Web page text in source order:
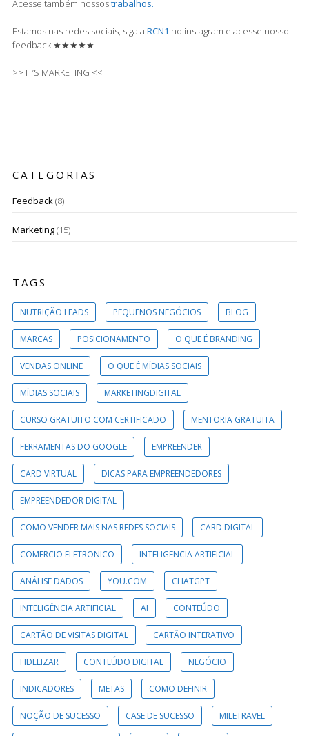
Acesse também nossostrabalhos.
Estamos nas redes sociais, siga a RCN1 no instagram e acesse nosso
feedback ★★★★★
>> IT’S MARKETING <<
CATEGORIAS
Feedback(8)
Marketing(15)
TAGS
NUTRIÇÃO LEADS PEQUENOS NEGÓCIOS BLOG
MARCAS POSICIONAMENTO O QUE É BRANDING
VENDAS ONLINE O QUE É MÍDIAS SOCIAIS
MÍDIAS SOCIAIS MARKETINGDIGITAL
CURSO GRATUITO COM CERTIFICADO MENTORIA GRATUITA
FERRAMENTAS DO GOOGLE EMPREENDER
CARD VIRTUAL DICAS PARA EMPREENDEDORES
EMPREENDEDOR DIGITAL
COMO VENDER MAIS NAS REDES SOCIAIS CARD DIGITAL
COMERCIO ELETRONICO INTELIGENCIA ARTIFICIAL
ANÁLISE DADOS YOU.COM CHATGPT
INTELIGÊNCIA ARTIFICIAL AI CONTEÚDO
CARTÃO DE VISITAS DIGITAL CARTÃO INTERATIVO
FIDELIZAR CONTEÚDO DIGITAL NEGÓCIO
INDICADORES METAS COMO DEFINIR
NOÇÃO DE SUCESSO CASE DE SUCESSO MILETRAVEL